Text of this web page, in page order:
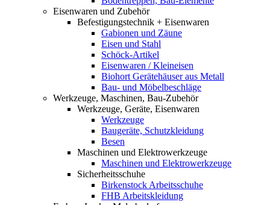
Eisenwaren und Zubehör
Befestigungstechnik + Eisenwaren
Gabionen und Zäune
Eisen und Stahl
Schöck-Artikel
Eisenwaren / Kleineisen
Biohort Gerätehäuser aus Metall
Bau- und Möbelbeschläge
Werkzeuge, Maschinen, Bau-Zubehör
Werkzeuge, Geräte, Eisenwaren
Werkzeuge
Baugeräte, Schutzkleidung
Besen
Maschinen und Elektrowerkzeuge
Maschinen und Elektrowerkzeuge
Sicherheitsschuhe
Birkenstock Arbeitsschuhe
FHB Arbeitskleidung